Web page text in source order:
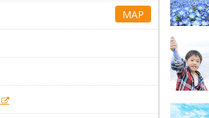
MAP